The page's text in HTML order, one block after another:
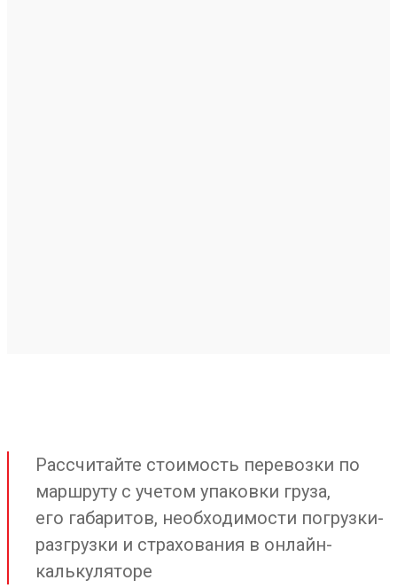
Рассчитайте стоимость перевозки по
маршруту с учетом упаковки груза,
его габаритов, необходимости погрузки-
разгрузки и страхования в онлайн-
калькуляторе